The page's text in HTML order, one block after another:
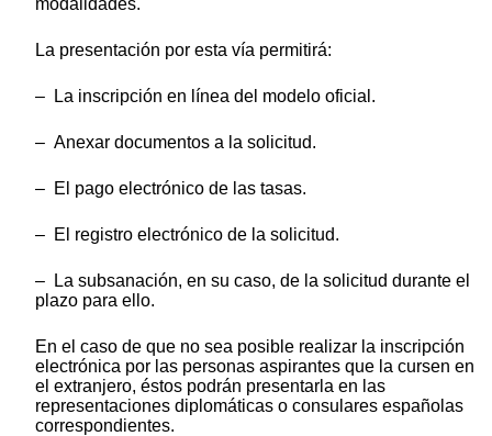
La presentación por esta vía permitirá:
– La inscripción en línea del modelo oficial.
– Anexar documentos a la solicitud.
– El pago electrónico de las tasas.
– El registro electrónico de la solicitud.
– La subsanación, en su caso, de la solicitud durante el
plazo para ello.
En el caso de que no sea posible realizar la inscripción
electrónica por las personas aspirantes que la cursen en
el extranjero, éstos podrán presentarla en las
representaciones diplomáticas o consulares españolas
correspondientes.